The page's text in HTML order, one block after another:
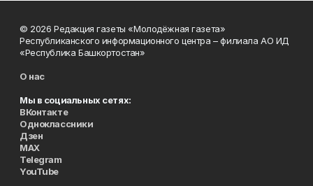
© 2026 Редакция газеты «Молодёжная газета»
Республиканского информационного центра – филиала АО ИД
«Республика Башкортостан»
О нас
Мы в социальных сетях:
ВКонтакте
Одноклассники
Дзен
MAX
Telegram
YouTube